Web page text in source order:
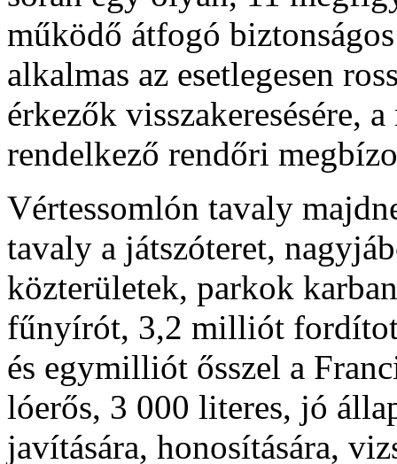
működő átfogó
alkalmas az esetlegesen
érkezők visszakeresésére,
rendelkező rendőri
Vértessomlón tavaly
tavaly a játszóteret,
közterületek, parkok
fűnyírót, 3,2 milliót
és egymilliót ősszel a
lóerős, 3 000 literes, jó
javítására, honosítására,